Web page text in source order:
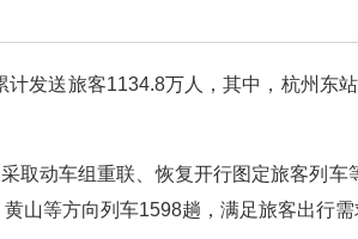
发送旅客1134.8万人，其中，杭州东
取动车组重联、恢复开行图定旅客列车
山等方向列车1598趟，满足旅客出行需